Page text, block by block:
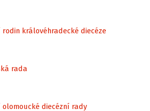
královéhradecké diecéze
rada
olomoucké diecézní rady